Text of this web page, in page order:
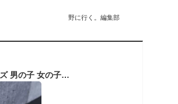
野に行く。編集部
レインブーツ キッズ ジュニア レインシューズ 男の子 女の子 男女兼用 ブーツ こどもシューズ シューズ 長靴 雨靴 子供靴 こども 可愛い おしゃれ 防水 シンプル ショート 柔らかい 滑り止め 歩きやすい 無地 アウトドア 軽量 雨 雨具 通園 通学 保育園 幼稚園 小学生